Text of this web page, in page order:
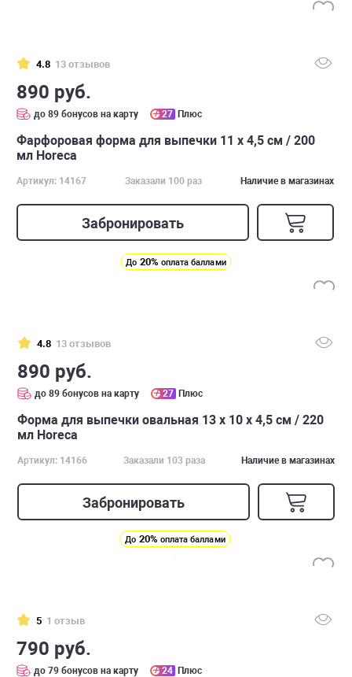
4.8 13 отзывов
890 руб.
до 89 бонусов на карту 27 Плюс
Фарфоровая форма для выпечки 11 х 4,5 см / 200
мл Horeca
Артикул: 14167 Заказали 100 раз Наличие в магазинах
Забронировать
До 20% оплата баллами
4.8 13 отзывов
890 руб.
до 89 бонусов на карту 27 Плюс
Форма для выпечки овальная 13 х 10 х 4,5 см / 220
мл Horeca
Артикул: 14166 Заказали 103 раза Наличие в магазинах
Забронировать
До 20% оплата баллами
5 1 отзыв
790 руб.
до 79 бонусов на карту 24 Плюс